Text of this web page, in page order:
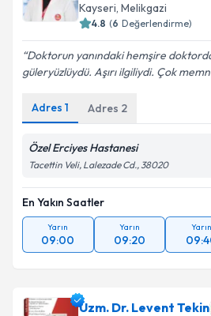
Kayseri, Melikgazi
4.8 (6 Değerlendirme)
Doktorun yanındaki hemşire
güleryüzlüydü. Aşırı ilgiliydi. Çok
Adres 1 Adres 2
Özel Erciyes Hastanesi
Tacettin Veli, Lalezade Cd., 38020
En Yakın Saatler
Yarın
09:00
Yarın
09:20
Yarın
Uzm. Dr. Levent Tekin